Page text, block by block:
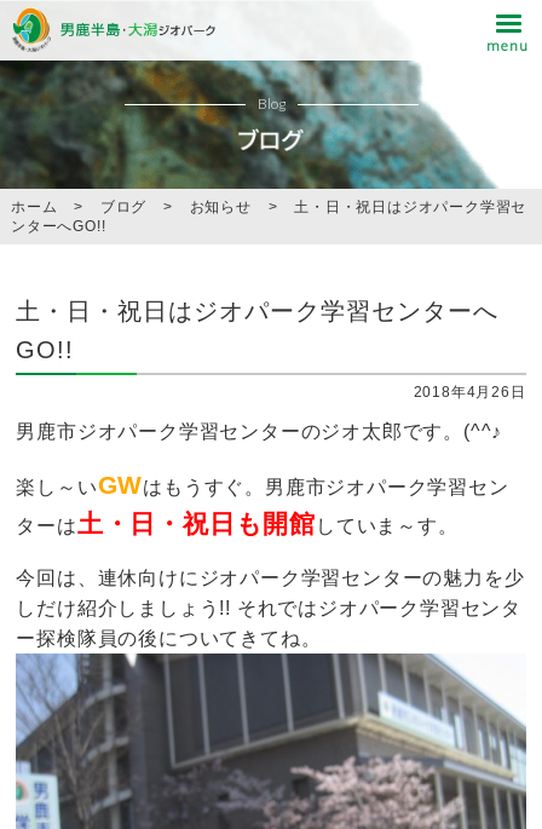
Blog
ホーム > ブログ > お知らせ >
土・日・祝日はジオパーク学習セ
ンターへGO!!
土・日・祝日はジオパーク学習センターへ
GO!!
2018年4月26日
男鹿市ジオパーク学習センターのジオ太郎です。(^^♪
楽し～いGWはもうすぐ。男鹿市ジオパーク学習セン
ターは土・日・祝日も開館 していま～す。
今回は、連休向けにジオパーク学習センターの魅力を少
しだけ紹介しましょう!! それではジオパーク学習センタ
ー探検隊員の後についてきてね。